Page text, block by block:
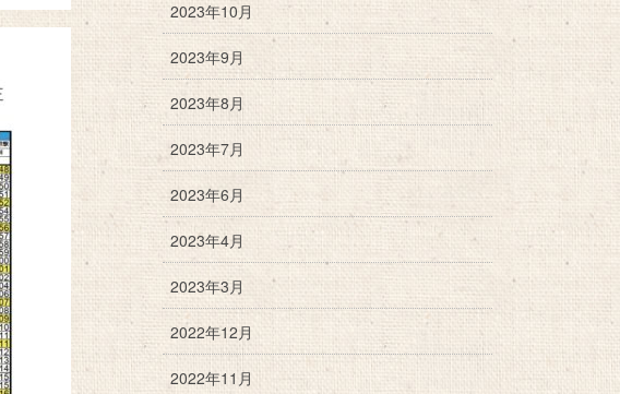
2023年10月
2023年9月
2023年8月
2023年7月
2023年6月
2023年4月
2023年3月
2022年12月
2022年11月